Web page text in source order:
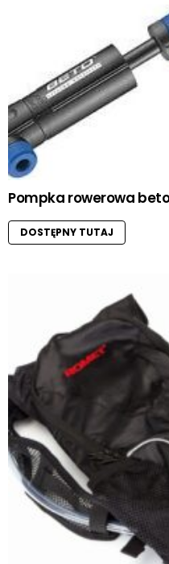
Pompka rowerowa
DOSTĘPNY TUTAJ